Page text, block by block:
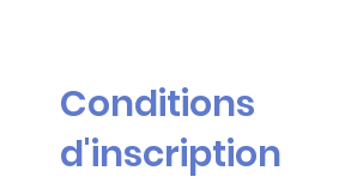
Conditions
d'inscription